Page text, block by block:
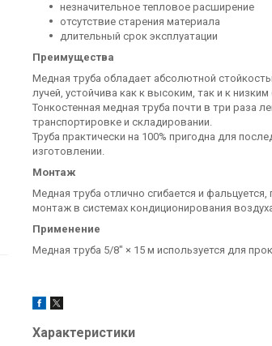
незначительное тепловое расширение
отсутствие старения материала
длительный срок эксплуатации
Преимущества
Медная труба обладает абсолютной
лучей, устойчива как к высоким, так и к
Тонкостенная медная труба почти в три раза
транспортировке и складировании.
Труба практически на 100% пригодна для
изготовлении.
Монтаж
Медная труба отлично сгибается и
монтаж в системах кондиционирования
Применение
Медная труба 5/8" × 15 м используется для
Характеристики